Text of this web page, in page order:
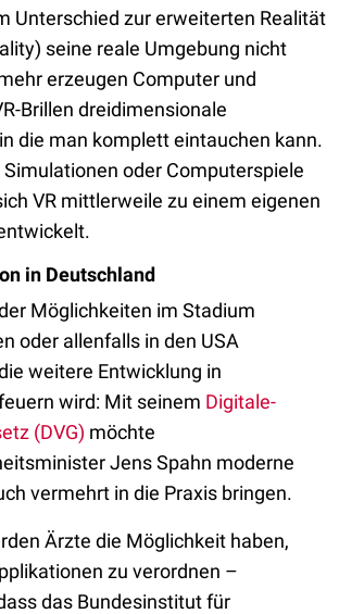
Unterschied zur erweiterten Realität
seine reale Umgebung nicht
erzeugen Computer und
Brillen dreidimensionale
die man komplett eintauchen kann.
oder Computerspiele
VR mittlerweile zu einem eigenen
in Deutschland
Möglichkeiten im Stadium
oder allenfalls in den USA
weitere Entwicklung in
wird: Mit seinem Digitale-
(DVG) möchte
Jens Spahn moderne
vermehrt in die Praxis bringen.
Ärzte die Möglichkeit haben,
zu verordnen –
das Bundesinstitut für